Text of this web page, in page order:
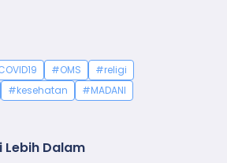
#OMS
#religi
#kesehatan #MADANI
Dalam